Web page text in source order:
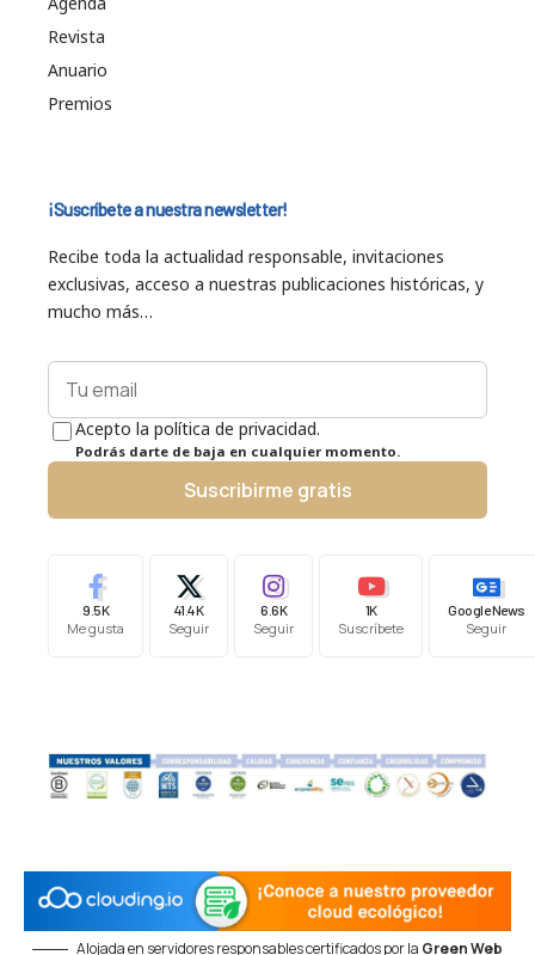
Revista
Anuario
Premios
¡Suscríbete a nuestra newsletter!
Recibe toda la actualidad responsable, invitaciones
exclusivas, acceso a nuestras publicaciones históricas, y
mucho más…
Acepto la política de privacidad.
Podrás darte de baja en cualquier momento.
Suscribirme gratis
9.5K
Me gusta
41.4K
Seguir
6.6K
Seguir
1K
Suscríbete
Google News
Seguir
Alojada en servidores responsables certificados por la Green Web